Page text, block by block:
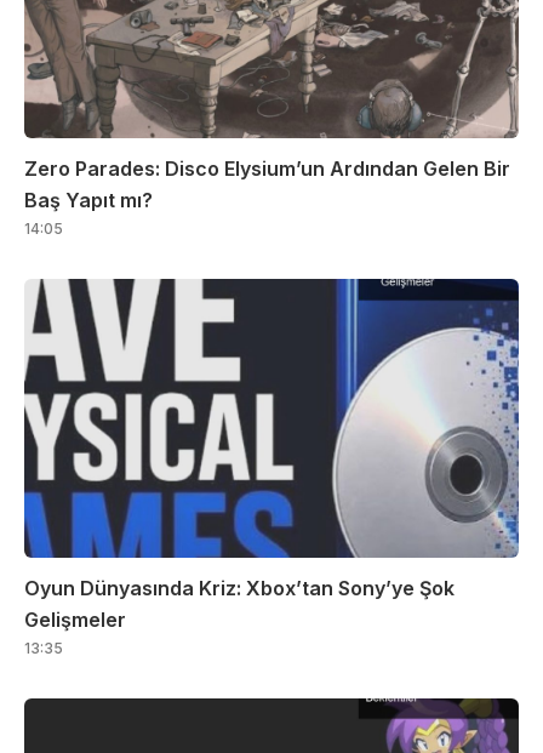
Zero Parades: Disco Elysium’un Ardından Gelen Bir
Baş Yapıt mı?
14:05
Oyun Dünyasında Kriz: Xbox’tan Sony’ye Şok
Gelişmeler
13:35